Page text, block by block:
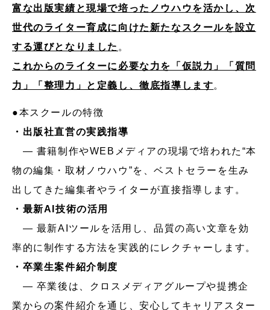
富な出版実績と現場で培ったノウハウを活かし、次
世代のライター育成に向けた新たなスクールを設立
する運びとなりました 。
これからのライターに必要な力を「仮説力」「質問
力」「整理力」と定義し、徹底指導します。
●本スクールの特徴
・出版社直営の実践指導
― 書籍制作やWEBメディアの現場で培われた“本
物の編集・取材ノウハウ”を、ベストセラーを生み
出してきた編集者やライターが直接指導します。
・最新AI技術の活用
― 最新AIツールを活用し、品質の高い文章を効
率的に制作する方法を実践的にレクチャーします。
・卒業生案件紹介制度
― 卒業後は、クロスメディアグループや提携企
業からの案件紹介を通じ、安心してキャリアスター